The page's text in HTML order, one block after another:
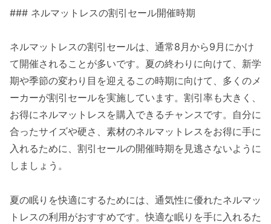
### ネルマットレスの割引セール開催時期
ネルマットレスの割引セールは、通常8月から9月にかけ
て開催されることが多いです。夏の終わりに向けて、新学
期や季節の変わり目を迎えるこの時期に向けて、多くのメ
ーカーが割引セールを実施しています。割引率も大きく、
お得にネルマットレスを購入できるチャンスです。自分に
合ったサイズや硬さ、素材のネルマットレスをお得に手に
入れるために、割引セールの開催時期を見逃さないように
しましょう。
夏の眠りを快適にするためには、通気性に優れたネルマッ
トレスの利用がおすすめです。快適な眠りを手に入れるた